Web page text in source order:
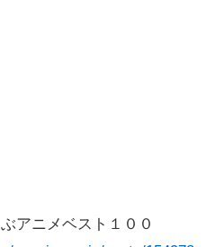
アニメベスト１００